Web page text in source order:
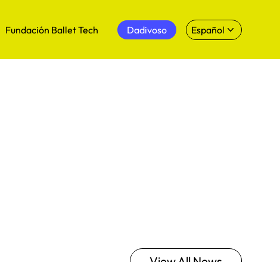
Fundación Ballet Tech Dadivoso Español